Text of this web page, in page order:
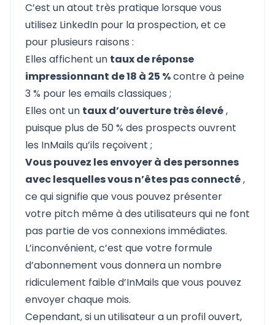
C’est un atout très pratique lorsque vous
utilisez LinkedIn pour la prospection, et ce
pour plusieurs raisons :
Elles affichent un taux de réponse
impressionnant de 18 à 25 %contre à peine
3 % pour les emails classiques ;
Elles ont un taux d’ouverture très élevé,
puisque plus de 50 % des prospects ouvrent
les InMails qu’ils reçoivent ;
Vous pouvez les envoyer à des personnes
avec lesquelles vous n’êtes pas connecté,
ce qui signifie que vous pouvez présenter
votre pitch même à des utilisateurs qui ne font
pas partie de vos connexions immédiates.
L’inconvénient, c’est que votre formule
d’abonnement vous donnera un nombre
ridiculement faible d’InMails que vous pouvez
envoyer chaque mois.
Cependant, si un utilisateur a un profil ouvert,